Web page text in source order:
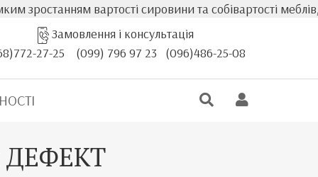
вартості сировини та собівартості меблів,
Замовлення і консультація
27-25
(099) 796 97 23 (096)486-25-08
ДЕФЕКТ